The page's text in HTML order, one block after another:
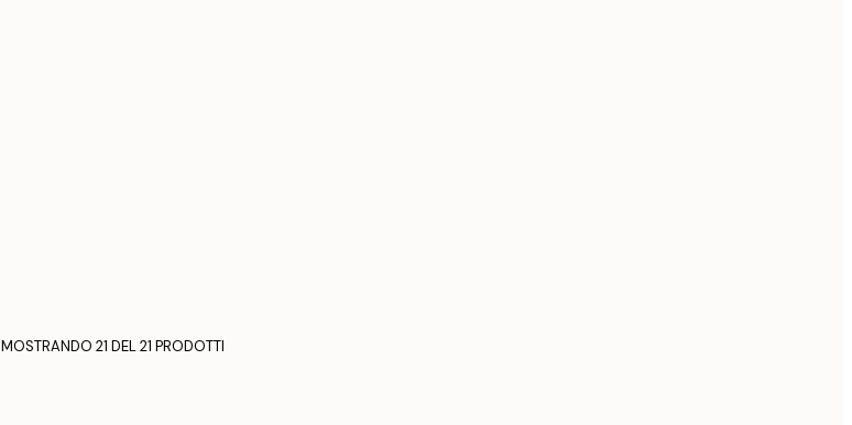
MOSTRANDO 21 DEL 21 PRODOTTI